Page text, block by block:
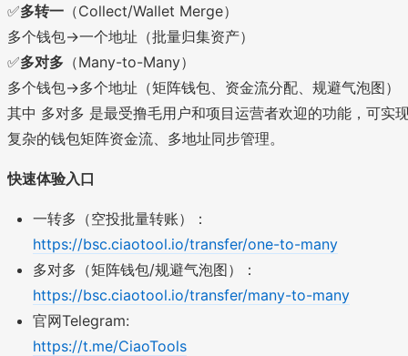
✅多转一 （Collect/Wallet Merge）
多个钱包→一个地址（批量归集资产）
✅多对多 （Many-to-Many）
多个钱包→多个地址（矩阵钱包、资金流分配、规避气泡图）
其中 多对多 是最受撸毛用户和项目运营者欢迎的功能，可实
复杂的钱包矩阵资金流、多地址同步管理。
快速体验入口
一转多（空投批量转账）：
https://bsc.ciaotool.io/transfer/one-to-many
多对多（矩阵钱包/规避气泡图）：
https://bsc.ciaotool.io/transfer/many-to-many
官网Telegram:
https://t.me/CiaoTools